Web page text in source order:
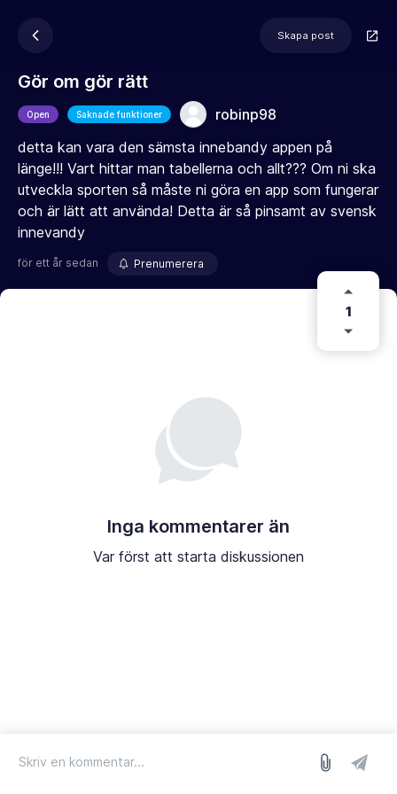
Skapa post
Gör om gör rätt
Open Saknade funktioner
robinp98
detta kan vara den sämsta innebandy appen på
länge!!! Vart hittar man tabellerna och allt??? Om ni ska
utveckla sporten så måste ni göra en app som fungerar
och är lätt att använda! Detta är så pinsamt av svensk
innevandy
för ett år sedan Prenumerera
1
Inga kommentarer än
Var först att starta diskussionen